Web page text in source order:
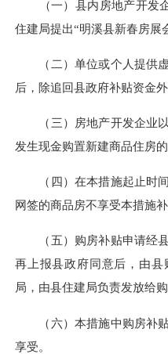
（一）县内房地产开发企
住建局提出“明溪县新春房展
（二）单位或个人提供虚
后，除追回县政府补贴资金
（三）房地产开发企业以
发生现金购置新建商品住房
（四）在本措施起止时间
网签的商品房不享受本措施补
（五）购房补贴申请经县
再上报县政府同意后，由
局，由县住建局负责发放给购
（六）本措施中购房补贴
享受。